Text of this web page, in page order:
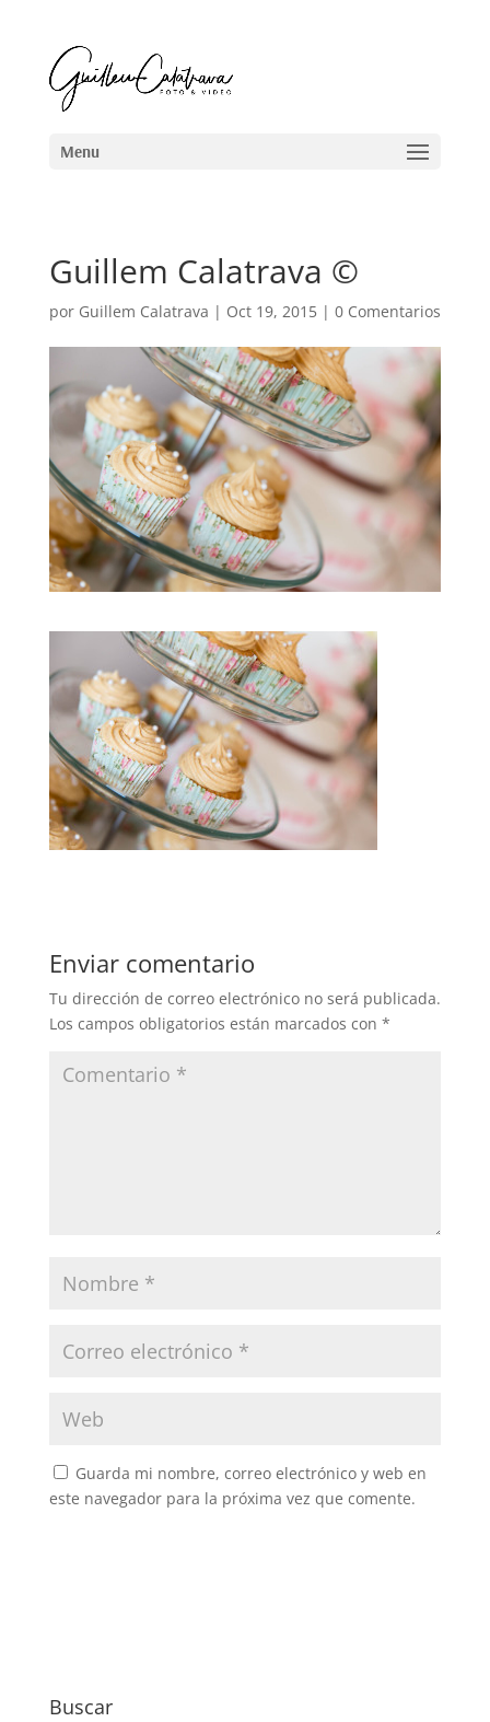
Guillem Calatrava ©
por Guillem Calatrava | Oct 19, 2015| 0 Comentarios
Enviar comentario
Tu dirección de correo electrónico no será publicada.
Los campos obligatorios están marcados con *
Guarda mi nombre, correo electrónico y web en
este navegador para la próxima vez que comente.
Buscar